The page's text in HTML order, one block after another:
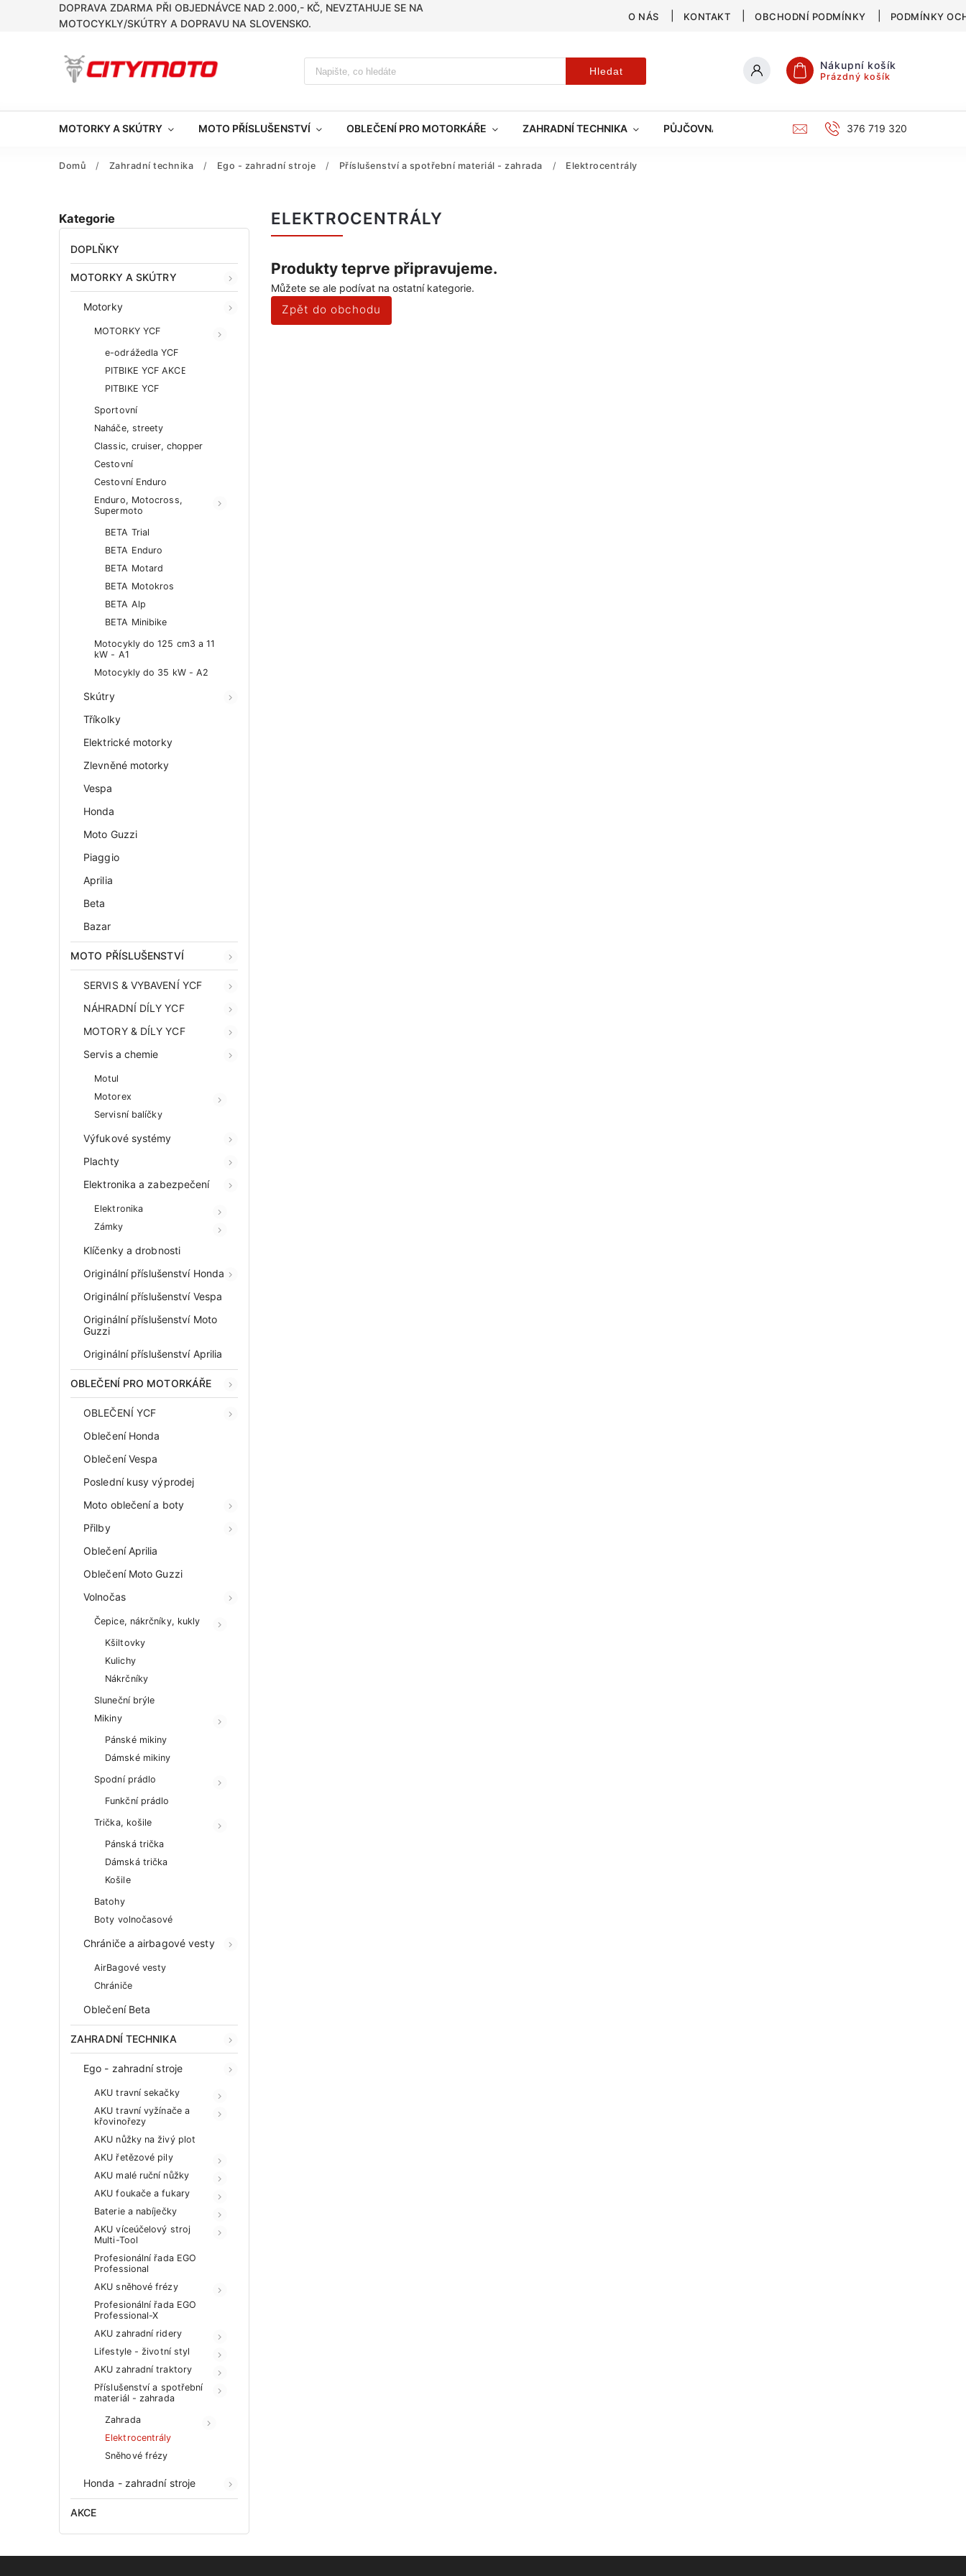
DOPRAVA ZDARMA PŘI OBJEDNÁVCE NAD 2.000,- KČ, NEVZTAHUJE SE NA
MOTOCYKLY/SKÚTRY A DOPRAVU NA SLOVENSKO.
O NÁS KONTAKT OBCHODNÍ PODMÍNKY PODMÍNKY
Hledat Nákupní košík
Prázdný košík
MOTORKY A SKÚTRY MOTO PŘÍSLUŠENSTVÍ OBLEČENÍ PRO MOTORKÁŘE ZAHRADNÍ TECHNIKA PŮJČOVNA KATALOG376 719 320
Domů / Zahradní technika / Ego - zahradní stroje / Příslušenství a spotřební materiál - zahrada / Elektrocentrály
Kategorie
DOPLŇKY
MOTORKY A SKÚTRY
Motorky
MOTORKY YCF
e-odrážedla YCF
PITBIKE YCF AKCE
PITBIKE YCF
Sportovní
Naháče, streety
Classic, cruiser, chopper
Cestovní
Cestovní Enduro
Enduro, Motocross,
Supermoto
BETA Trial
BETA Enduro
BETA Motard
BETA Motokros
BETA Alp
BETA Minibike
Motocykly do 125 cm3 a 11
kW - A1
Motocykly do 35 kW - A2
Skútry
Tříkolky
Elektrické motorky
Zlevněné motorky
Vespa
Honda
Moto Guzzi
Piaggio
Aprilia
Beta
Bazar
MOTO PŘÍSLUŠENSTVÍ
SERVIS & VYBAVENÍ YCF
NÁHRADNÍ DÍLY YCF
MOTORY & DÍLY YCF
Servis a chemie
Motul
Motorex
Servisní balíčky
Výfukové systémy
Plachty
Elektronika a zabezpečení
Elektronika
Zámky
Klíčenky a drobnosti
Originální příslušenství Honda
Originální příslušenství Vespa
Originální příslušenství Moto
Guzzi
Originální příslušenství Aprilia
OBLEČENÍ PRO MOTORKÁŘE
OBLEČENÍ YCF
Oblečení Honda
Oblečení Vespa
Poslední kusy výprodej
Moto oblečení a boty
Přilby
Oblečení Aprilia
Oblečení Moto Guzzi
Volnočas
Čepice, nákrčníky, kukly
Kšiltovky
Kulichy
Nákrčníky
Sluneční brýle
Mikiny
Pánské mikiny
Dámské mikiny
Spodní prádlo
Funkční prádlo
Trička, košile
Pánská trička
Dámská trička
Košile
Batohy
Boty volnočasové
Chrániče a airbagové vesty
AirBagové vesty
Chrániče
Oblečení Beta
ZAHRADNÍ TECHNIKA
Ego - zahradní stroje
AKU travní sekačky
AKU travní vyžínače a
křovinořezy
AKU nůžky na živý plot
AKU řetězové pily
AKU malé ruční nůžky
AKU foukače a fukary
Baterie a nabíječky
AKU víceúčelový stroj
Multi-Tool
Profesionální řada EGO
Professional
AKU sněhové frézy
Profesionální řada EGO
Professional-X
AKU zahradní ridery
Lifestyle - životní styl
AKU zahradní traktory
Příslušenství a spotřební
materiál - zahrada
Zahrada
Elektrocentrály
Sněhové frézy
Honda - zahradní stroje
AKCE
ELEKTROCENTRÁLY
Produkty teprve připravujeme.
Můžete se ale podívat na ostatní kategorie.
Zpět do obchodu